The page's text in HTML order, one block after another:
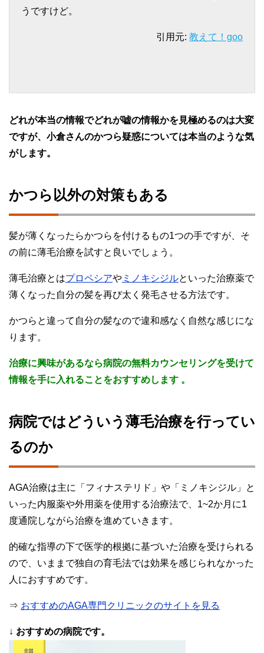
うですけど。
引用元: 教えて！goo
どれが本当の情報でどれが嘘の情報かを見極めるのは大変
ですが、小倉さんのかつら疑惑については本当のような気
がします。
かつら以外の対策もある
髪が薄くなったらかつらを付けるもの1つの手ですが、そ
の前に薄毛治療を試すと良いでしょう。
薄毛治療とはプロペシアや ミノキシジルといった治療薬で
薄くなった自分の髪を再び太く発毛させる方法です。
かつらと違って自分の髪なので違和感なく自然な感じにな
ります。
治療に興味があるなら病院の無料カウンセリングを受けて
情報を手に入れることをおすすめします 。
病院ではどういう薄毛治療を行ってい
るのか
AGA治療は主に「フィナステリド」や「ミノキシジル」と
いった内服薬や外用薬を使用する治療法で、1~2か月に1
度通院しながら治療を進めていきます。
的確な指導の下で医学的根拠に基づいた治療を受けられる
ので、いままで独自の育毛法では効果を感じられなかった
人におすすめです。
⇒ おすすめのAGA専門クリニックのサイトを見る
↓ おすすめの病院です。